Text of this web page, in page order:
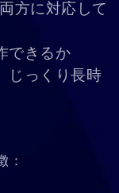
方に対応して
できるか
じっくり長時
：